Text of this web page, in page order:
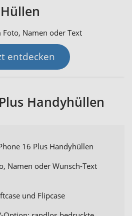
Hüllen
Foto, Namen oder Text
entdecken
Handyhüllen
16 Plus Handyhüllen
Namen oder Wunsch-Text
und Flipcase